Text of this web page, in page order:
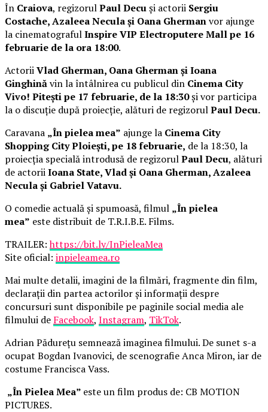
În Craiova, regizorulPaul Decuși actorii Sergiu
Costache, Azaleea Necula și Oana Ghermanvor ajunge
la cinematografulInspire VIP Electroputere Mall pe 16
februarie de la ora 18:00.
ActoriiVlad Gherman, Oana Gherman și Ioana
Ginghinăvin la întâlnirea cu publicul din Cinema City
Vivo! Pitești pe 17 februarie, de la 18:30și vor participa
la o discuție după proiecție, alături de regizorulPaul Decu.
Caravana „În pielea mea” ajunge la Cinema City
Shopping City Ploiești, pe 18 februarie, de la 18:30, la
proiecția specială introdusă de regizorulPaul Decu, alături
de actoriiIoana State, Vlad și Oana Gherman, Azaleea
Necula și Gabriel Vatavu.
O comedie actuală și spumoasă, filmul „În pielea
mea” este distribuit de T.R.I.B.E. Films.
TRAILER:https://bit.ly/InPieleaMea
Site oficial: inpieleamea.ro
Mai multe detalii, imagini de la filmări, fragmente din film,
declarații din partea actorilor și informații despre
concursuri sunt disponibile pe paginile social media ale
filmului de Facebook, Instagram, TikTok.
Adrian Pădurețu semnează imaginea filmului. De sunet s-a
ocupat Bogdan Ivanovici, de scenografie Anca Miron, iar de
costume Francisca Vass.
„În Pielea Mea” este un film produs de: CB MOTION
PICTURES.